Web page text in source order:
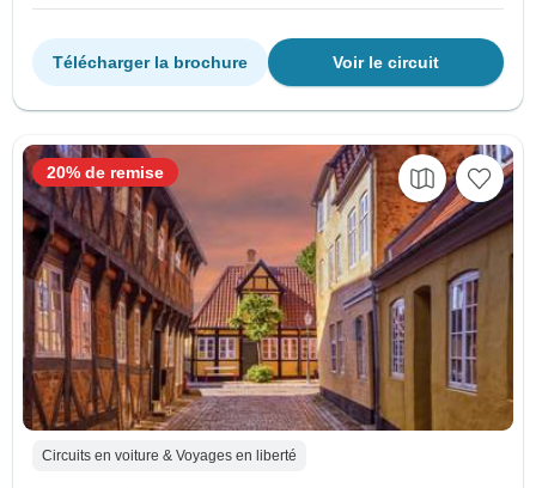
Voir le circuit
Télécharger la brochure
Circuits en voiture & Voyages en liberté
20% de remise